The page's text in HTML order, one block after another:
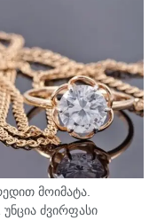
მოიმატა.
ძვირფასი